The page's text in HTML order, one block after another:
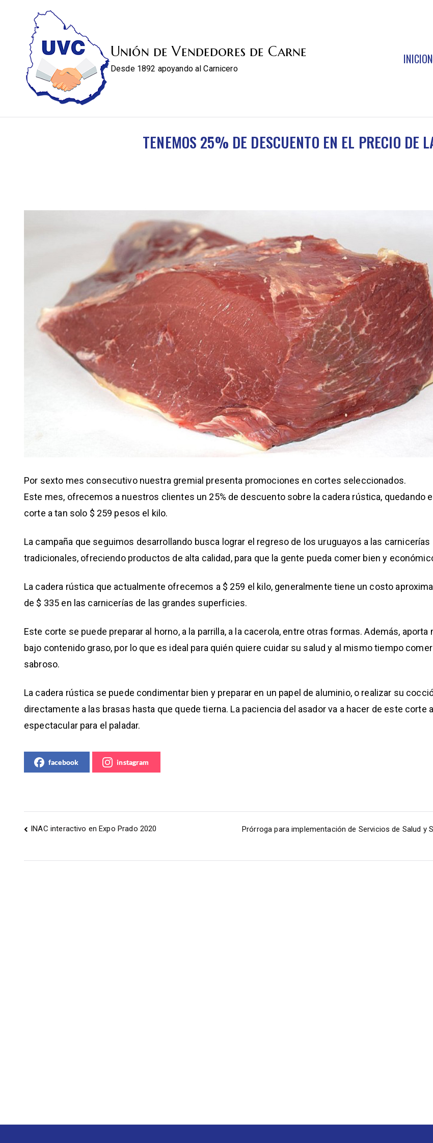
Unión de Vendedores de Carne
Desde 1892 apoyando al Carnicero
INICIO
TENEMOS 25% DE DESCUENTO EN EL PRECIO DE
Por sexto mes consecutivo nuestra gremial presenta promociones en cortes seleccionados.
Este mes, ofrecemos a nuestros clientes un 25% de descuento sobre la cadera rústica, quedando
corte a tan solo $ 259 pesos el kilo.
La campaña que seguimos desarrollando busca lograr el regreso de los uruguayos a las carnicerías
tradicionales, ofreciendo productos de alta calidad, para que la gente pueda comer bien y
La cadera rústica que actualmente ofrecemos a $ 259 el kilo, generalmente tiene un costo
de $ 335 en las carnicerías de las grandes superficies.
Este corte se puede preparar al horno, a la parrilla, a la cacerola, entre otras formas. Además, aporta
bajo contenido graso, por lo que es ideal para quién quiere cuidar su salud y al mismo tiempo
sabroso.
La cadera rústica se puede condimentar bien y preparar en un papel de aluminio, o realizar su
directamente a las brasas hasta que quede tierna. La paciencia del asador va a hacer de este corte
espectacular para el paladar.
facebook instagram
INAC interactivo en Expo Prado 2020
Prórroga para implementación de Servicios de Salud y